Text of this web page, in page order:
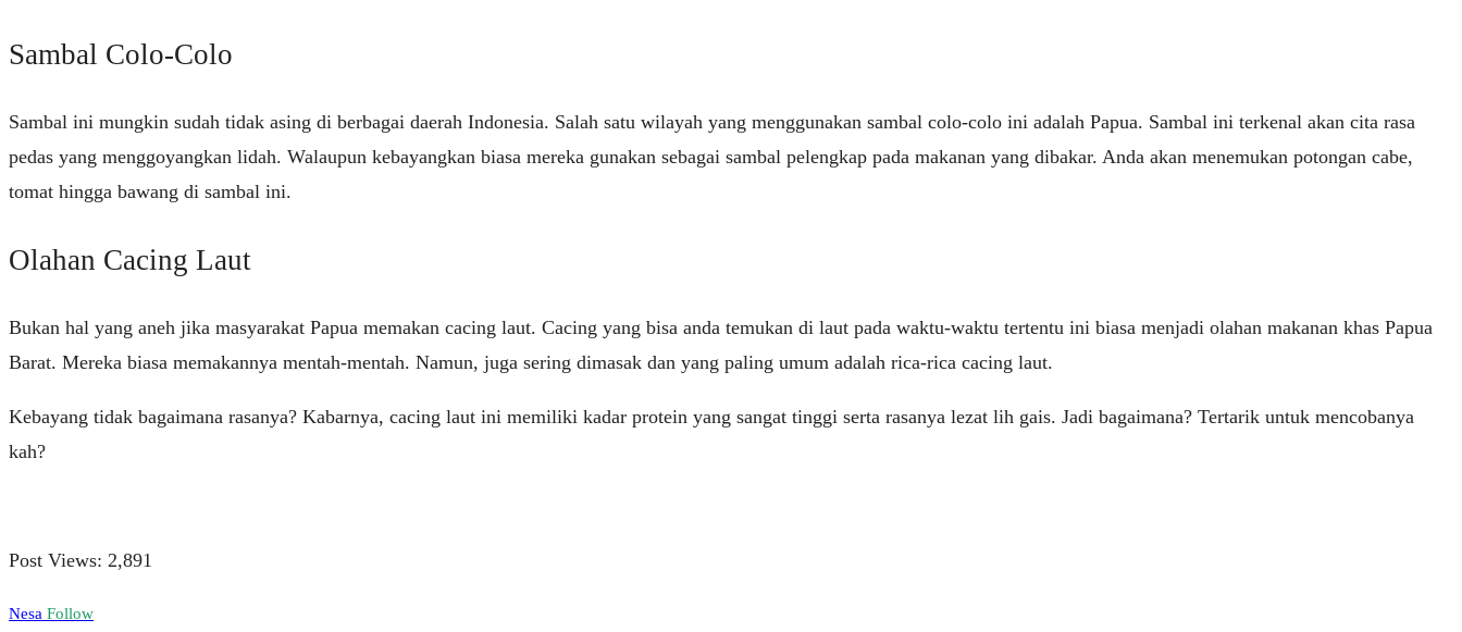
Sambal Colo-Colo
Sambal ini mungkin sudah tidak asing di berbagai daerah Indonesia. Salah satu wilayah yang menggunakan sambal colo-colo ini adalah Papua. Sambal ini terkenal akan cita rasa
pedas yang menggoyangkan lidah. Walaupun kebayangkan biasa mereka gunakan sebagai sambal pelengkap pada makanan yang dibakar. Anda akan menemukan potongan cabe,
tomat hingga bawang di sambal ini.
Olahan Cacing Laut
Bukan hal yang aneh jika masyarakat Papua memakan cacing laut. Cacing yang bisa anda temukan di laut pada waktu-waktu tertentu ini biasa menjadi olahan makanan khas Papua
Barat. Mereka biasa memakannya mentah-mentah. Namun, juga sering dimasak dan yang paling umum adalah rica-rica cacing laut.
Kebayang tidak bagaimana rasanya? Kabarnya, cacing laut ini memiliki kadar protein yang sangat tinggi serta rasanya lezat lih gais. Jadi bagaimana? Tertarik untuk mencobanya
kah?
Post Views: 2,891
Nesa Follow